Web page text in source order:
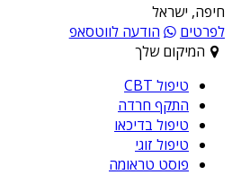
חיפה, ישראל
לפרטים
הודעה לווטסאפ
המיקום שלך
טיפול CBT
התקף חרדה
טיפול בדיכאו
טיפול זוגי
פוסט טראומה